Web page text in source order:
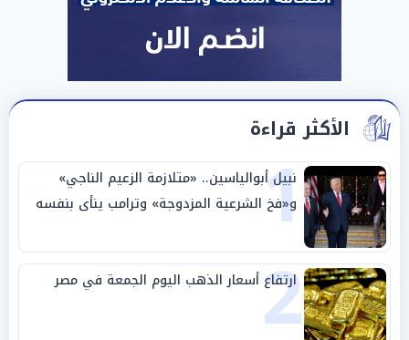
الأكثر قراءة
1
نبيل أبوالياسين.. «متلازمة الزعيم الناجي»
و«فخ الشرعية المزدوجة» وترامب ينأى بنفسه
وحليفه في «ميتم استراتيجي»
2
ارتفاع أسعار الذهب اليوم الجمعة في مصر